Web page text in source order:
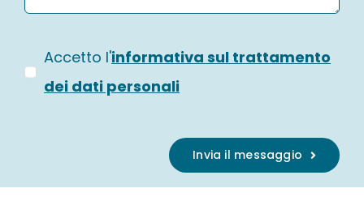
Accetto l'informativa sul trattamento
dei dati personali
Invia il messaggio